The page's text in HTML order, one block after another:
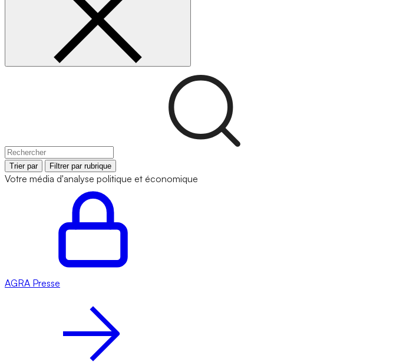
Trier par Filtrer par rubrique
Votre média d'analyse politique et économique
AGRA Presse